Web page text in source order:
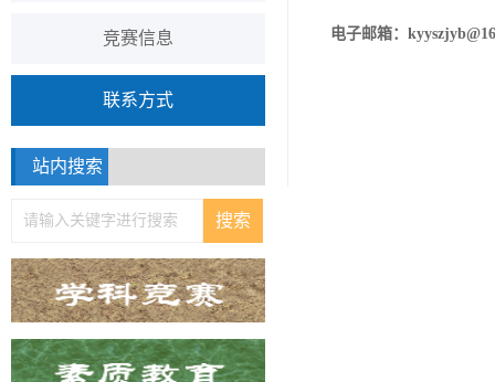
竞赛信息
联系方式
站内搜索
电子邮箱：